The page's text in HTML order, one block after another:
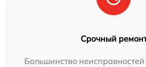
Срочный
Большинство